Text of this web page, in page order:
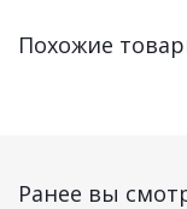
Похожие
Ранее вы